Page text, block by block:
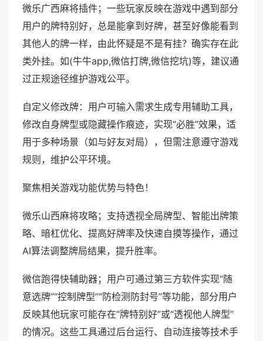
微乐广西麻将插件；一些玩家反映在游戏中遇到部分
用户的牌特别好，总是能拿到好牌，甚至好像能看到
其他人的牌一样，由此怀疑是不是有挂？确实存在此
类外挂。如(牛牛app,微信打牌,微信挖坑)等，建议通
过正规途径维护游戏公平。
自定义修改牌：用户可输入需求生成专用辅助工具，
修改自身牌型或隐藏操作痕迹，实现“必胜”效果，适
用于多种场景（如与好友对局），但需注意遵守游戏
规则，维护公平环境。
聚焦相关游戏功能优势与特色！
微乐山西麻将攻略；支持透视全局牌型、智能出牌策
略、暗杠优化、提高好牌率及快速自摸等操作，通过
AI算法调整牌局结果，提升胜率。
微信跑得快辅助器；用户可通过第三方软件实现“随
意选牌”“控制牌型”“防检测防封号”等功能，部分用户
反映其他玩家可能存在“牌特别好”或“透视他人牌型”
的情况。这些工具通过后台运行、自动连接等技术手